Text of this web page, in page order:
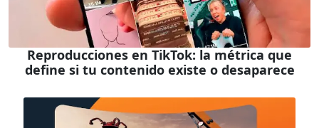
Reproducciones en TikTok: la métrica que
define si tu contenido existe o desaparece